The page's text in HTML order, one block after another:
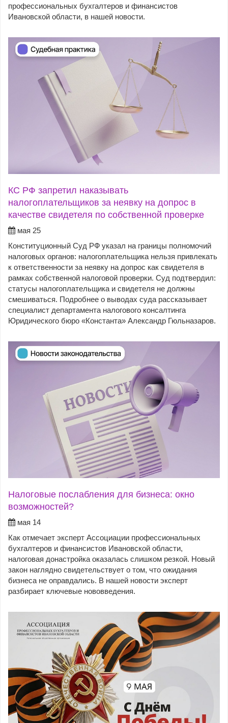
профессиональных бухгалтеров и финансистов
Ивановской области, в нашей новости.
КС РФ запретил наказывать
налогоплательщиков за неявку на допрос в
качестве свидетеля по собственной проверке
мая 25
Конституционный Суд РФ указал на границы полномочий
налоговых органов: налогоплательщика нельзя привлекать
к ответственности за неявку на допрос как свидетеля в
рамках собственной налоговой проверки. Суд подтвердил:
статусы налогоплательщика и свидетеля не должны
смешиваться. Подробнее о выводах суда рассказывает
специалист департамента налогового консалтинга
Юридического бюро «Константа» Александр Гюльназаров.
Налоговые послабления для бизнеса: окно
возможностей?
мая 14
Как отмечает эксперт Ассоциации профессиональных
бухгалтеров и финансистов Ивановской области,
налоговая донастройка оказалась слишком резкой. Новый
закон наглядно свидетельствует о том, что ожидания
бизнеса не оправдались. В нашей новости эксперт
разбирает ключевые нововведения.